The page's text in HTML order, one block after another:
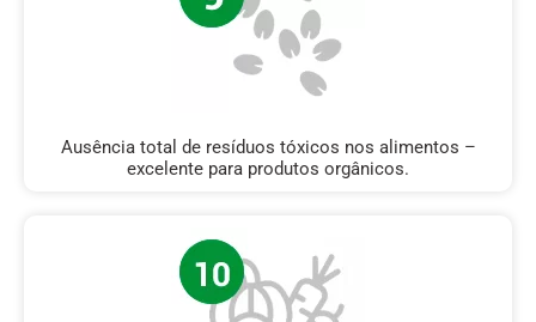
Ausência total de resíduos tóxicos nos alimentos –
excelente para produtos orgânicos.